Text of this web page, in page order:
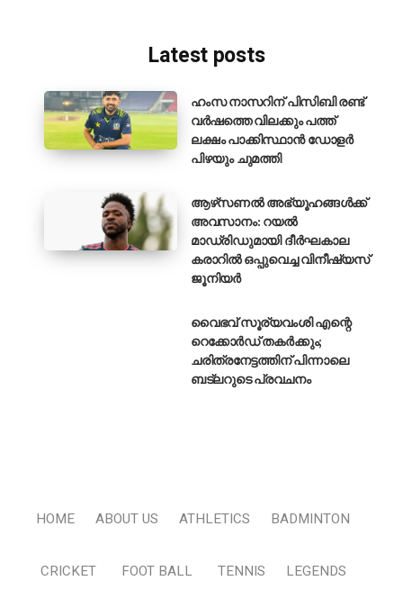
Latest posts
ഹംസ നാസറിന് പിസിബി രണ്ട്
വർഷത്തെ വിലക്കും പത്ത്
ലക്ഷം പാക്കിസ്ഥാൻ ഡോളർ
പിഴയും ചുമത്തി
ആഴ്‌സണൽ അഭ്യൂഹങ്ങൾക്ക്
അവസാനം: റയൽ
മാഡ്രിഡുമായി ദീർഘകാല
കരാറിൽ ഒപ്പുവെച്ച വിനീഷ്യസ്
ജൂനിയർ
വൈഭവ് സൂര്യവംശി എന്റെ
റെക്കോർഡ് തകർക്കും;
ചരിത്രനേട്ടത്തിന് പിന്നാലെ
ബട്‌ലറുടെ പ്രവചനം
HOME ABOUT US ATHLETICS BADMINTON
CRICKET FOOT BALL TENNIS LEGENDS